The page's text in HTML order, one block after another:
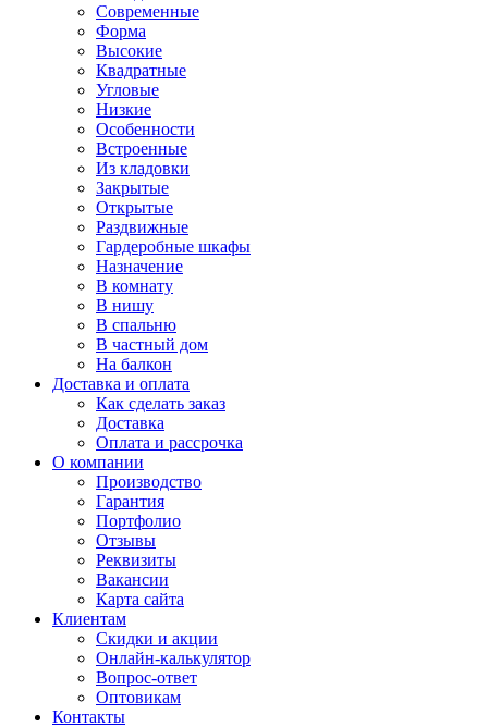
Современные
Форма
Высокие
Квадратные
Угловые
Низкие
Особенности
Встроенные
Из кладовки
Закрытые
Открытые
Раздвижные
Гардеробные шкафы
Назначение
В комнату
В нишу
В спальню
В частный дом
На балкон
Доставка и оплата
Как сделать заказ
Доставка
Оплата и рассрочка
О компании
Производство
Гарантия
Портфолио
Отзывы
Реквизиты
Вакансии
Карта сайта
Клиентам
Скидки и акции
Онлайн-калькулятор
Вопрос-ответ
Оптовикам
Контакты